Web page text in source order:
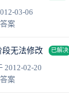
03-06
案
段无法修改 已解决
2012-02-20
案